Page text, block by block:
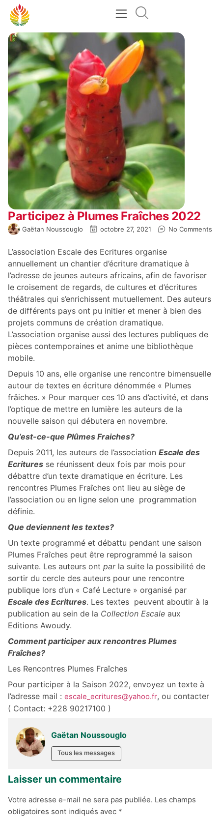
Participez à Plumes Fraîches 2022
Gaëtan Noussouglo octobre 27, 2021 No Comments
L’association Escale des Ecritures organise
annuellement un chantier d’écriture dramatique à
l’adresse de jeunes auteurs africains, afin de favoriser
le croisement de regards, de cultures et d’écritures
théâtrales qui s’enrichissent mutuellement. Des auteurs
de différents pays ont pu initier et mener à bien des
projets communs de création dramatique.
L’association organise aussi des lectures publiques de
pièces contemporaines et anime une bibliothèque
mobile.
Depuis 10 ans, elle organise une rencontre bimensuelle
autour de textes en écriture dénommée « Plumes
frâiches. » Pour marquer ces 10 ans d’activité, et dans
l’optique de mettre en lumière les auteurs de la
nouvelle saison qui débutera en novembre.
Qu’est-ce-que Plûmes Fraiches?
Depuis 2011, les auteurs de l’association Escale des
Ecritures se réunissent deux fois par mois pour
débattre d’un texte dramatique en écriture. Les
rencontres Plumes Fraîches ont lieu au siège de
l’association ou en ligne selon une programmation
définie.
Que deviennent les textes?
Un texte programmé et débattu pendant une saison
Plumes Fraîches peut être reprogrammé la saison
suivante. Les auteurs ont par la suite la possibilité de
sortir du cercle des auteurs pour une rencontre
publique lors d’un « Café Lecture » organisé par
Escale des Ecritures. Les textes peuvent aboutir à la
publication au sein de la Collection Escale aux
Editions Awoudy.
Comment participer aux rencontres Plumes
Fraîches?
Les Rencontres Plumes Fraîches
Pour participer à la Saison 2022, envoyez un texte à
l’adresse mail : escale_ecritures@yahoo.fr, ou contacter
( Contact: +228 90217100 )
Gaëtan Noussouglo
Tous les messages
Laisser un commentaire
Votre adresse e-mail ne sera pas publiée. Les champs
obligatoires sont indiqués avec *